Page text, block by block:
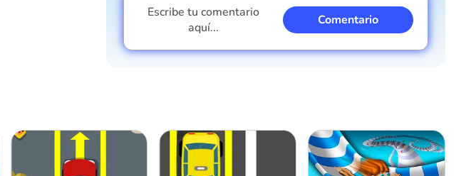
Escribe tu comentario
aquí...
Comentario